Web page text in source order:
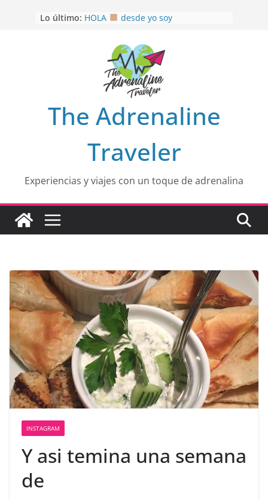
Lo último: OTRA PERSPECTIVA de RÍO EL
Aprovechando que Wen tenía que
EL SENDERO DEL CACAO: Excelente
opción
HOSPEDAJE AL NATURALSHH !!
En
The Adrenaline
Traveler
Experiencias y viajes con un toque de adrenalina
INSTAGRAM
Y asi temina una semana
de